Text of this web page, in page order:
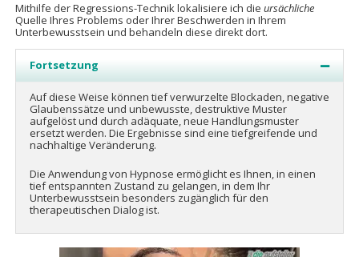
Mithilfe der Regressions-Technik lokalisiere ich die ursächliche
Quelle Ihres Problems oder Ihrer Beschwerden in Ihrem
Unterbewusstsein und behandeln diese direkt dort.
Fortsetzung
Auf diese Weise können tief verwurzelte Blockaden, negative
Glaubenssätze und unbewusste, destruktive Muster
aufgelöst und durch adäquate, neue Handlungsmuster
ersetzt werden. Die Ergebnisse sind eine tiefgreifende und
nachhaltige Veränderung.
Die Anwendung von Hypnose ermöglicht es Ihnen, in einen
tief entspannten Zustand zu gelangen, in dem Ihr
Unterbewusstsein besonders zugänglich für den
therapeutischen Dialog ist.